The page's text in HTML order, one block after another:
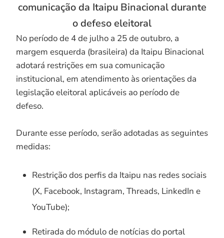
comunicação da Itaipu Binacional durante
o defeso eleitoral
No período de 4 de julho a 25 de outubro, a
margem esquerda (brasileira) da Itaipu Binacional
adotará restrições em sua comunicação
institucional, em atendimento às orientações da
legislação eleitoral aplicáveis ao período de
defeso.
Durante esse período, serão adotadas as seguintes
medidas:
Restrição dos perfis da Itaipu nas redes sociais
(X, Facebook, Instagram, Threads, LinkedIn e
YouTube);
Retirada do módulo de notícias do portal